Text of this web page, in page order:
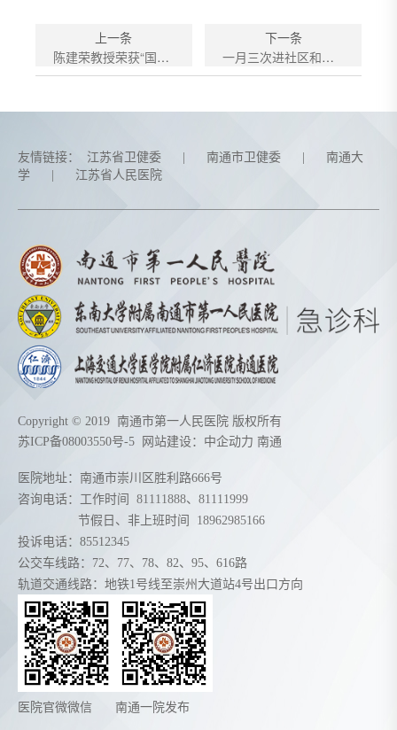
上一条
陈建荣教授荣获“国之名医 · 卓越建树”称号
下一条
一月三次进社区和学校普及急救知识
友情链接： 江苏省卫健委 南通市卫健委
南通大
学
江苏省人民医院
Copyright © 2019 南通市第一人民医院 版权所有
苏ICP备08003550号-5 网站建设： 中企动力 南通
医院地址：南通市崇川区胜利路666号
咨询电话：工作时间 81111888、 81111999
节假日、非上班时间 18962985166
投诉电话：85512345
公交车线路：72、77、78、82、95、616路
轨道交通线路：地铁1号线至崇州大道站4号出口方向
医院官微微信 南通一院发布